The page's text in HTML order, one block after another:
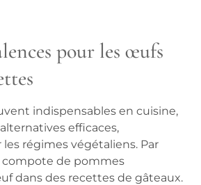
pour les œufs
indispensables en cuisine,
efficaces,
régimes végétaliens. Par
compote de pommes
dans des recettes de gâteaux.